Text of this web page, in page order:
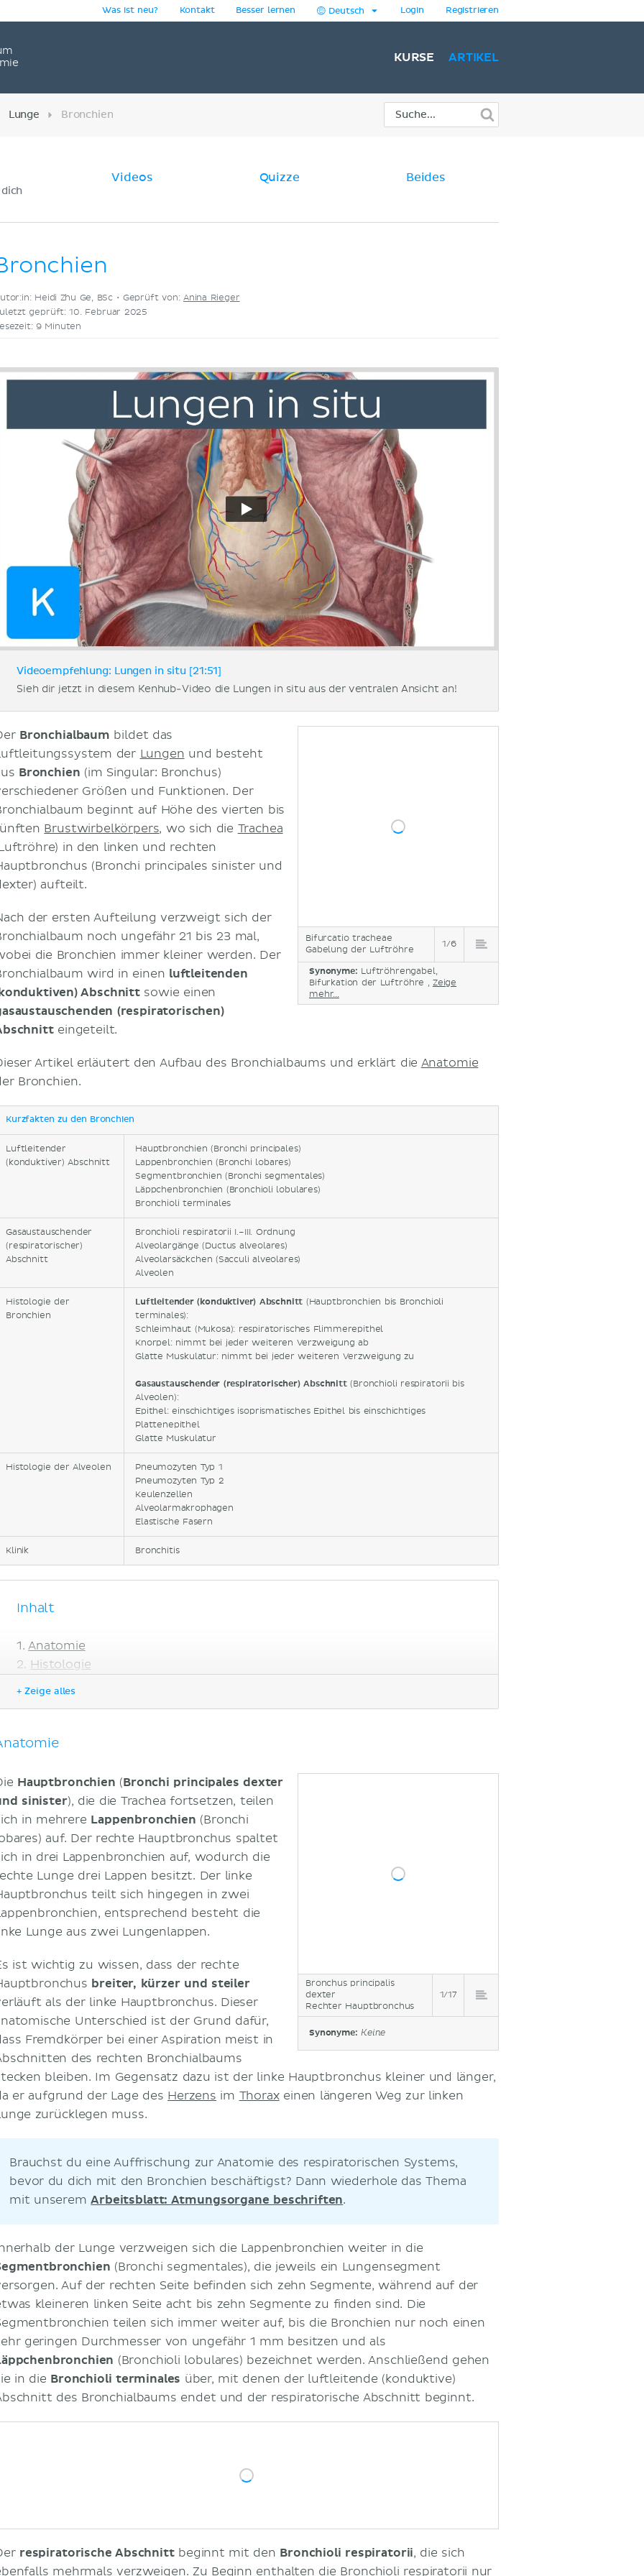
Was ist neu? Kontakt Besser lernen Deutsch Login Registrieren
KURSE ARTIKEL
Lunge Bronchien
Videos Quizze Beides
Heidi Zhu Ge, BSc • Geprüft von: Anina Rieger
geprüft: 10. Februar 2025
9 Minuten
Videoempfehlung: Lungen in situ [21:51]
Sieh dir jetzt in diesem Kenhub-Video die Lungen in situ aus der ventralen Ansicht an!
Bifurcatio tracheae
Gabelung der Luftröhre
1/6
Synonyme: Luftröhrengabel,
Bifurkation der Luftröhre , Zeige
mehr...
Bronchialbaum bildet das
der Lungen und besteht
Bronchien (im Singular: Bronchus)
Größen und Funktionen. Der
beginnt auf Höhe des vierten bis
Brustwirbelkörpers, wo sich die Trachea
in den linken und rechten
(Bronchi principales sinister und
aufteilt.
der ersten Aufteilung verzweigt sich der
noch ungefähr 21 bis 23 mal,
die Bronchien immer kleiner werden. Der
wird in einen luftleitenden
Abschnittsowie einen
(respiratorischen)
eingeteilt.
Artikel erläutert den Aufbau des Bronchialbaums und erklärt die Anatomie
Bronchien.
Kurzfakten zu den Bronchien
Luftleitender
(konduktiver) Abschnitt
Hauptbronchien (Bronchi principales)
Lappenbronchien (Bronchi lobares)
Segmentbronchien (Bronchi segmentales)
Läppchenbronchien (Bronchioli lobulares)
Bronchioli terminales
Gasaustauschender
(respiratorischer)
Abschnitt
Bronchioli respiratorii I.–III. Ordnung
Alveolargänge (Ductus alveolares)
Alveolarsäckchen (Sacculi alveolares)
Alveolen
Histologie der
Bronchien
Luftleitender (konduktiver) Abschnitt (Hauptbronchien bis Bronchioli
terminales):
Schleimhaut (Mukosa): respiratorisches Flimmerepithel
Knorpel: nimmt bei jeder weiteren Verzweigung ab
Glatte Muskulatur: nimmt bei jeder weiteren Verzweigung zu
Gasaustauschender (respiratorischer) Abschnitt(Bronchioli respiratorii bis
Alveolen):
Epithel: einschichtiges isoprismatisches Epithel bis einschichtiges
Plattenepithel
Glatte Muskulatur
Histologie der Alveolen
Pneumozyten Typ 1
Pneumozyten Typ 2
Keulenzellen
Alveolarmakrophagen
Elastische Fasern
Klinik Bronchitis
Inhalt
Anatomie
Histologie
+ Zeige alles
Bronchus principalis
dexter
Rechter Hauptbronchus
1/17
Synonyme: Keine
Hauptbronchien (Bronchi principales dexter
sinister), die die Trachea fortsetzen, teilen
in mehrere Lappenbronchien (Bronchi
auf. Der rechte Hauptbronchus spaltet
in drei Lappenbronchien auf, wodurch die
Lunge drei Lappen besitzt. Der linke
teilt sich hingegen in zwei
entsprechend besteht die
Lunge aus zwei Lungenlappen.
ist wichtig zu wissen, dass der rechte
breiter, kürzer und steiler
als der linke Hauptbronchus. Dieser
Unterschied ist der Grund dafür,
Fremdkörper bei einer Aspiration meist in
des rechten Bronchialbaums
bleiben. Im Gegensatz dazu ist der linke Hauptbronchus kleiner und länger,
er aufgrund der Lage des Herzens im Thoraxeinen längeren Weg zur linken
zurücklegen muss.
Brauchst du eine Auffrischung zur Anatomie des respiratorischen Systems,
bevor du dich mit den Bronchien beschäftigst? Dann wiederhole das Thema
mit unseremArbeitsblatt: Atmungsorgane beschriften.
der Lunge verzweigen sich die Lappenbronchien weiter in die
(Bronchi segmentales), die jeweils ein Lungensegment
Auf der rechten Seite befinden sich zehn Segmente, während auf der
kleineren linken Seite acht bis zehn Segmente zu finden sind. Die
teilen sich immer weiter auf, bis die Bronchien nur noch einen
geringen Durchmesser von ungefähr 1 mm besitzen und als
(Bronchioli lobulares) bezeichnet werden. Anschließend gehen
in die Bronchioli terminales über, mit denen der luftleitende (konduktive)
des Bronchialbaums endet und der respiratorische Abschnitt beginnt.
respiratorische Abschnittbeginnt mit den Bronchioli respiratorii, die sich
mehrmals verzweigen. Zu Beginn enthalten die Bronchioli respiratorii nur